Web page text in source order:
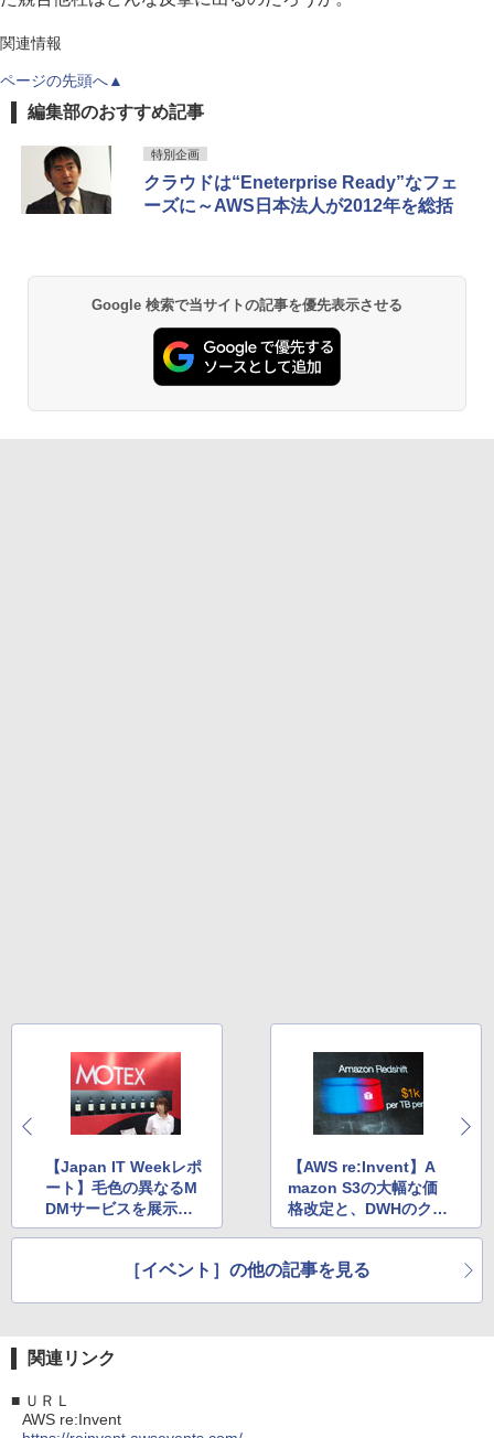
関連情報
ページの先頭へ▲
編集部のおすすめ記事
特別企画
クラウドは“Eneterprise Ready”なフェ
ーズに～AWS日本法人が2012年を総括
Google 検索で当サイトの記事を優先表示させる
【Japan IT Weekレポ
ート】毛色の異なるM
DMサービスを展示す
るMOTEX
【AWS re:Invent】A
mazon S3の大幅な価
格改定と、DWHのクラ
ウドサービス「Amazo
［イベント］の他の記事を見る
関連リンク
■ ＵＲＬ
AWS re:Invent